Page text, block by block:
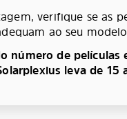
verifique se as
ao seu
número de películas
leva de 15